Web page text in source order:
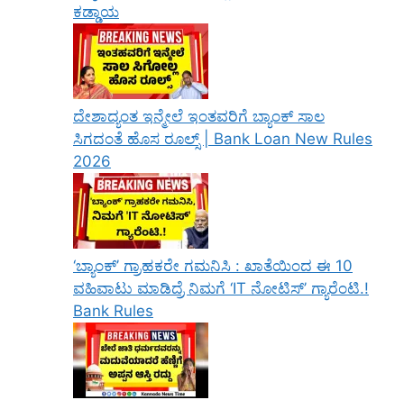
ಕಡ್ಡಾಯ
ದೇಶಾದ್ಯಂತ ಇನ್ಮೇಲೆ ಇಂತವರಿಗೆ ಬ್ಯಾಂಕ್ ಸಾಲ
ಸಿಗದಂತೆ ಹೊಸ ರೂಲ್ಸ್ | Bank Loan New Rules
2026
‘ಬ್ಯಾಂಕ್’ ಗ್ರಾಹಕರೇ ಗಮನಿಸಿ : ಖಾತೆಯಿಂದ ಈ 10
ವಹಿವಾಟು ಮಾಡಿದ್ರೆ ನಿಮಗೆ ‘IT ನೋಟಿಸ್’ ಗ್ಯಾರೆಂಟಿ.!
Bank Rules